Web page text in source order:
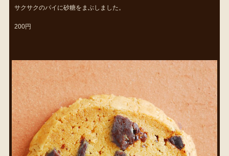
サクサクのパイに砂糖をまぶしました。
200円